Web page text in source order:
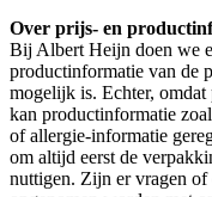
Over prijs- en
Bij Albert Heijn doen we
productinformatie van de
mogelijk is. Echter,
kan productinformatie
of allergie-informatie
om altijd eerst de
nuttigen. Zijn er vragen